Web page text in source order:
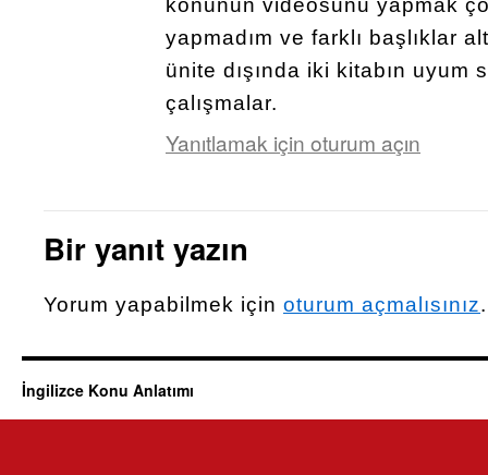
konunun videosunu yapmak
yapmadım ve farklı başlıklar
ünite dışında iki kitabın uyum
çalışmalar.
Yanıtlamak için oturum açın
Bir yanıt yazın
Yorum yapabilmek için oturum açmalısınız.
İngilizce Konu Anlatımı